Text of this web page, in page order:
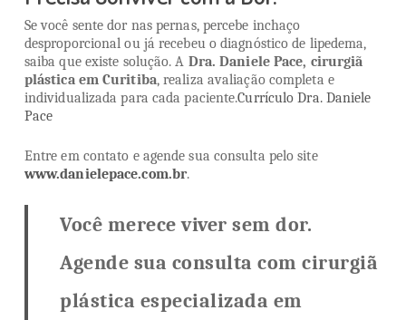
Se você sente dor nas pernas, percebe inchaço
desproporcional ou já recebeu o diagnóstico de lipedema,
saiba que existe solução. A Dra. Daniele Pace, cirurgiã
plástica em Curitiba, realiza avaliação completa e
individualizada para cada paciente.Currículo Dra. Daniele
Pace
Entre em contato e agende sua consulta pelo site
www.danielepace.com.br.
Você merece viver sem dor.
Agende sua consulta com cirurgiã
plástica especializada em